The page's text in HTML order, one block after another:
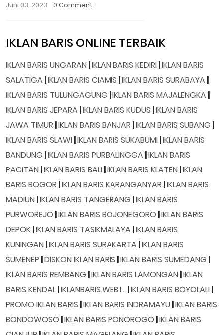
Juni 03, 2023 0 Comment
IKLAN BARIS ONLINE TERBAIK
IKLAN BARIS UNGARAN|IKLAN BARIS KEDIRI|IKLAN BARIS
SALATIGA |IKLAN BARIS CIAMIS |IKLAN BARIS SURABAYA |
IKLAN BARIS TULUNGAGUNG |IKLAN BARIS MAJALENGKA |
IKLAN BARIS JEPARA |IKLAN BARIS KUDUS |IKLAN BARIS
JAWA TIMUR |IKLAN BARIS BANJAR |IKLAN BARIS SUBANG |
IKLAN BARIS SLAWI|IKLAN BARIS SUKABUMI|IKLAN BARIS
BANDUNG |IKLAN BARIS PURBALINGGA |IKLAN BARIS
PACITAN|IKLAN BARIS BALI|IKLAN BARIS KLATEN|IKLAN
BARIS BOGOR |IKLAN BARIS KARANGANYAR |IKLAN BARIS
MADIUN|IKLAN BARIS TANGERANG |IKLAN BARIS
PURWOREJO |IKLAN BARIS BOJONEGORO |IKLAN BARIS
DEPOK|IKLAN BARIS TASIKMALAYA |IKLAN BARIS
KUNINGAN|IKLAN BARIS SURAKARTA |IKLAN BARIS
SUMENEP |DISKON IKLAN BARIS |IKLAN BARIS SUMEDANG |
IKLAN BARIS REMBANG |IKLAN BARIS LAMONGAN|IKLAN
BARIS KENDAL|IKLANBARIS.WEB.I...|IKLAN BARIS BOYOLALI|
PROMO IKLAN BARIS |IKLAN BARIS INDRAMAYU|IKLAN BARIS
BONDOWOSO |IKLAN BARIS PONOROGO |IKLAN BARIS